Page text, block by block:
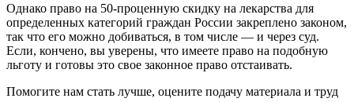
Однако право на 50-проценную скидку на лекарства для
определенных категорий граждан России закреплено законом,
так что его можно добиваться, в том числе — и через суд.
Если, кончено, вы уверены, что имеете право на подобную
льготу и готовы это свое законное право отстаивать.
Помогите нам стать лучше, оцените подачу материала и труд